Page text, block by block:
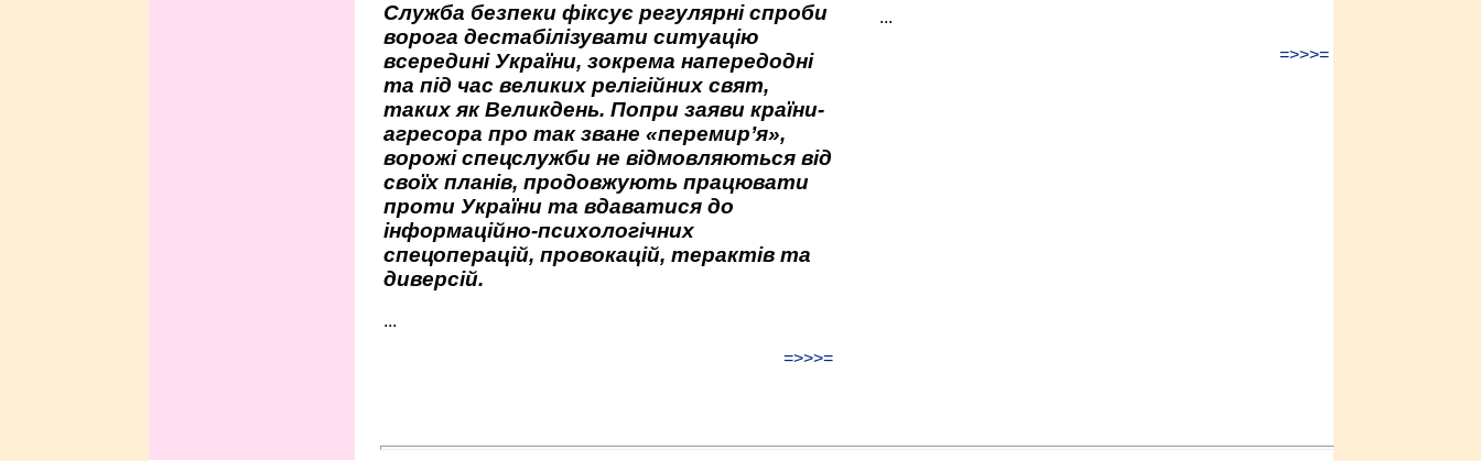
Служба безпеки фіксує регулярні спроби
ворога дестабілізувати ситуацію
всередині України, зокрема напередодні
та під час великих релігійних свят,
таких як Великдень. Попри заяви країни-
агресора про так зване «перемир’я»,
ворожі спецслужби не відмовляються від
своїх планів, продовжують працювати
проти України та вдаватися до
інформаційно-психологічних
спецоперацій, провокацій, терактів та
диверсій.
...
=>>>=
...
=>>>=